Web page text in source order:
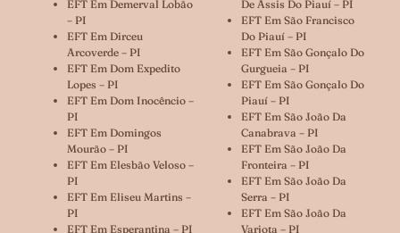
EFT Em Demerval Lobão
– PI
EFT Em Dirceu
Arcoverde – PI
EFT Em Dom Expedito
Lopes – PI
EFT Em Dom Inocêncio –
PI
EFT Em Domingos
Mourão – PI
EFT Em Elesbão Veloso –
PI
EFT Em Eliseu Martins –
PI
EFT Em Esperantina – PI
De Assis Do Piauí – PI
EFT Em São Francisco
Do Piauí – PI
EFT Em São Gonçalo Do
Gurgueia – PI
EFT Em São Gonçalo Do
Piauí – PI
EFT Em São João Da
Canabrava – PI
EFT Em São João Da
Fronteira – PI
EFT Em São João Da
Serra – PI
EFT Em São João Da
Varjota – PI